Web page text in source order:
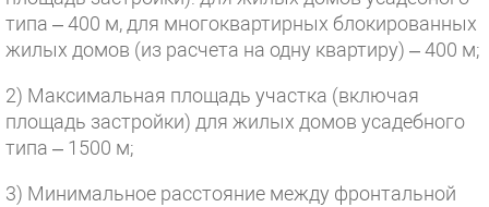
типа – 400 м, для многоквартирных блокированных
жилых домов (из расчета на одну квартиру) – 400 м;
2) Максимальная площадь участка (включая
площадь застройки) для жилых домов усадебного
типа – 1500 м;
3) Минимальное расстояние между фронтальной